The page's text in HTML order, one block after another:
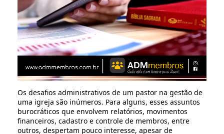
Os desafios administrativos de um pastor na gestão de
uma igreja são inúmeros. Para alguns, esses assuntos
burocráticos que envolvem relatórios, movimentos
financeiros, cadastro e controle de membros, entre
outros, despertam pouco interesse, apesar de